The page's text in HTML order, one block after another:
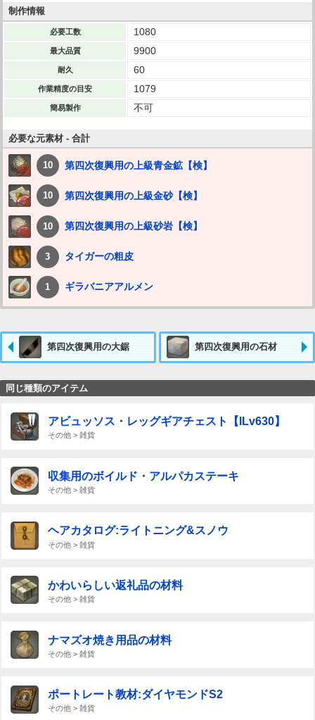
制作情報
必要工数 1080
最大品質 9900
耐久 60
作業精度の目安 1079
簡易製作 不可
必要な元素材 - 合計
10 第四次復興用の上級青金鉱【検】
10 第四次復興用の上級金砂【検】
10 第四次復興用の上級砂岩【検】
3 タイガーの粗皮
1 ギラバニアアルメン
第四次復興用の大鋸 第四次復興用の石材
同じ種類のアイテム
アビュッソス・レッグギアチェスト【ILv630】
その他 > 雑貨
収集用のボイルド・アルパカステーキ
その他 > 雑貨
ヘアカタログ:ライトニング&スノウ
その他 > 雑貨
かわいらしい返礼品の材料
その他 > 雑貨
ナマズオ焼き用品の材料
その他 > 雑貨
ポートレート教材:ダイヤモンドS2
その他 > 雑貨